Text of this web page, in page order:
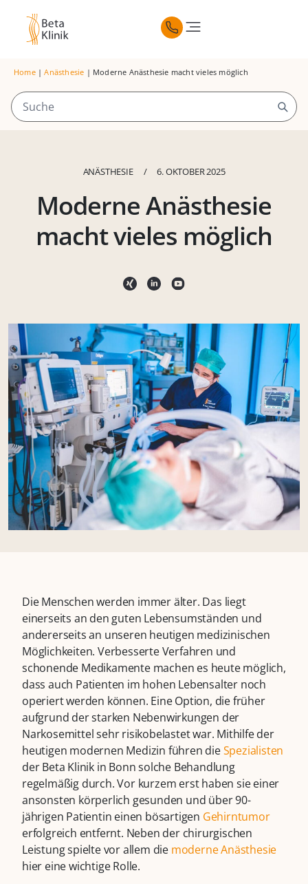
Home|Anästhesie | Moderne Anästhesie macht vieles möglich
ANÄSTHESIE / 6. OKTOBER 2025
Moderne Anästhesie
macht vieles möglich
Die Menschen werden immer älter. Das liegt
einerseits an den guten Lebensumständen und
andererseits an unseren heutigen medizinischen
Möglichkeiten. Verbesserte Verfahren und
schonende Medikamente machen es heute möglich,
dass auch Patienten im hohen Lebensalter noch
operiert werden können. Eine Option, die früher
aufgrund der starken Nebenwirkungen der
Narkosemittel sehr risikobelastet war. Mithilfe der
heutigen modernen Medizin führen dieSpezialisten
der Beta Klinik in Bonn solche Behandlung
regelmäßig durch. Vor kurzem erst haben sie einer
ansonsten körperlich gesunden und über 90-
jährigen Patientin einen bösartigen Gehirntumor
erfolgreich entfernt. Neben der chirurgischen
Leistung spielte vor allem die moderne Anästhesie
hier eine wichtige Rolle.